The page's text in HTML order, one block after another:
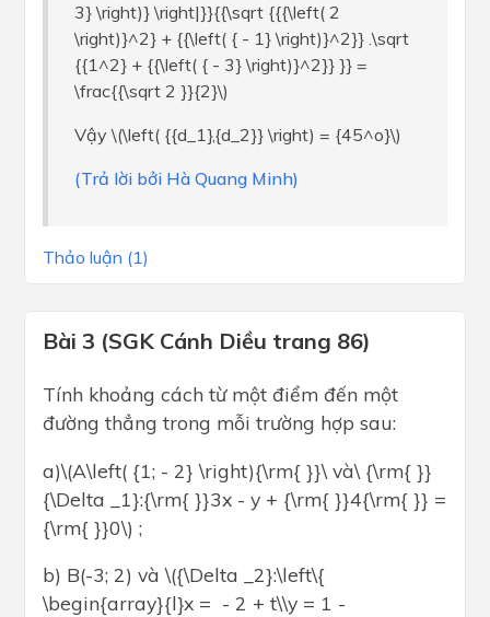
3} \right)} \right|}}{{\sqrt {{{\left( 2
\right)}^2} + {{\left( { - 1} \right)}^2}} .\sqrt
{{1^2} + {{\left( { - 3} \right)}^2}} }} =
\frac{{\sqrt 2 }}{2}\)
Vậy \(\left( {{d_1},{d_2}} \right) = {45^o}\)
(Trả lời bởi Hà Quang Minh)
Thảo luận (1)
Bài 3 (SGK Cánh Diều trang 86)
Tính khoảng cách từ một điểm đến một
đường thẳng trong mỗi trường hợp sau:
a)\(A\left( {1; - 2} \right){\rm{ }}\ và\ {\rm{ }}
{\Delta _1}:{\rm{ }}3x - y + {\rm{ }}4{\rm{ }} =
{\rm{ }}0\) ;
b) B(-3; 2) và \({\Delta _2}:\left\{
\begin{array}{l}x = - 2 + t\\y = 1 -